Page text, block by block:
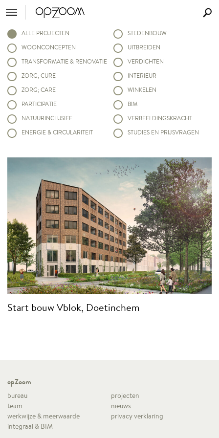
ALLE PROJECTEN
WOONCONCEPTEN
TRANSFORMATIE & RENOVATIE
ZORG; CURE
ZORG; CARE
PARTICIPATIE
NATUURINCLUSIEF
ENERGIE & CIRCULARITEIT
STEDENBOUW
UITBREIDEN
VERDICHTEN
INTERIEUR
WINKELEN
BIM
VERBEELDINGSKRACHT
STUDIES EN PRIJSVRAGEN
Start bouw Vblok, Doetinchem
opZoom
bureau
projecten
team
nieuws
werkwijze & meerwaarde
privacy verklaring
integraal & BIM